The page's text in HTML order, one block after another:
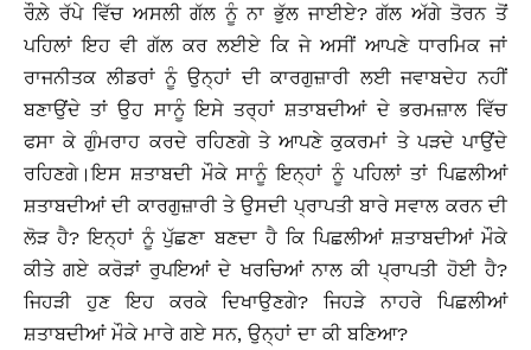
ਰੌਲ਼ੇ ਰੱਪੇ ਵਿੱਚ ਅਸਲੀ ਗੱਲ ਨੂੰ ਨਾ ਭੁੱਲ ਜਾਈਏ? ਗੱਲ ਅੱਗੇ ਤੋਰਨ ਤੋਂ
ਪਹਿਲਾਂ ਇਹ ਵੀ ਗੱਲ ਕਰ ਲਈਏ ਕਿ ਜੇ ਅਸੀਂ ਆਪਣੇ ਧਾਰਮਿਕ ਜਾਂ
ਰਾਜਨੀਤਕ ਲੀਡਰਾਂ ਨੂੰ ਉਨ੍ਹਾਂ ਦੀ ਕਾਰਗੁਜ਼ਾਰੀ ਲਈ ਜਵਾਬਦੇਹ ਨਹੀਂ
ਬਣਾਉਂਦੇ ਤਾਂ ਉਹ ਸਾਨੂੰ ਇਸੇ ਤਰ੍ਹਾਂ ਸ਼ਤਾਬਦੀਆਂ ਦੇ ਭਰਮਜ਼ਾਲ ਵਿੱਚ
ਫਸਾ ਕੇ ਗੁੰਮਰਾਹ ਕਰਦੇ ਰਹਿਣਗੇ ਤੇ ਆਪਣੇ ਕੁਕਰਮਾਂ ਤੇ ਪੜਦੇ ਪਾਉਂਦੇ
ਰਹਿਣਗੇ।ਇਸ ਸ਼ਤਾਬਦੀ ਮੌਕੇ ਸਾਨੂੰ ਇਨ੍ਹਾਂ ਨੂੰ ਪਹਿਲਾਂ ਤਾਂ ਪਿਛਲੀਆਂ
ਸ਼ਤਾਬਦੀਆਂ ਦੀ ਕਾਰਗੁਜ਼ਾਰੀ ਤੇ ਉਸਦੀ ਪ੍ਰਾਪਤੀ ਬਾਰੇ ਸਵਾਲ ਕਰਨ ਦੀ
ਲੋੜ ਹੈ? ਇਨ੍ਹਾਂ ਨੂੰ ਪੁੱਛਣਾ ਬਣਦਾ ਹੈ ਕਿ ਪਿਛਲੀਆਂ ਸ਼ਤਾਬਦੀਆਂ ਮੌਕੇ
ਕੀਤੇ ਗਏ ਕਰੋੜਾਂ ਰੁਪਇਆਂ ਦੇ ਖਰਚਿਆਂ ਨਾਲ ਕੀ ਪ੍ਰਾਪਤੀ ਹੋਈ ਹੈ?
ਜਿਹੜੀ ਹੁਣ ਇਹ ਕਰਕੇ ਦਿਖਾਉਣਗੇ? ਜਿਹੜੇ ਨਾਹਰੇ ਪਿਛਲੀਆਂ
ਸ਼ਤਾਬਦੀਆਂ ਮੌਕੇ ਮਾਰੇ ਗਏ ਸਨ, ਉਨ੍ਹਾਂ ਦਾ ਕੀ ਬਣਿਆ?